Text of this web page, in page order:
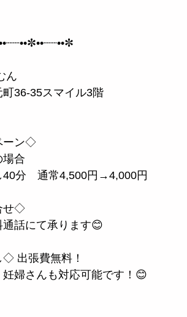
ん
36-35スマイル3階
ーン◇
場合
40分　通常4,500円→4,000円
せ◇
通話にて承ります😊
出張費無料！
婦さんも対応可能です！😊